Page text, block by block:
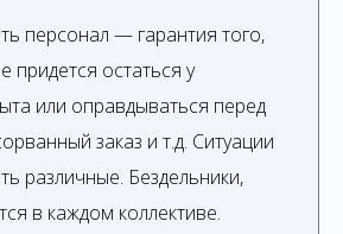
персонал — гарантия того,
придется остаться у
или оправдываться перед
заказ и т.д. Ситуации
различные. Бездельники,
в каждом коллективе.